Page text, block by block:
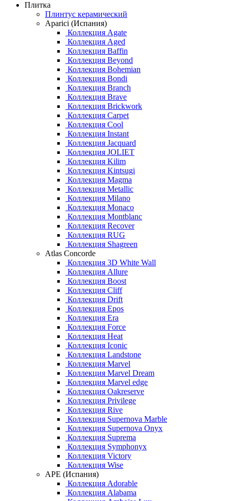
Плитка
Плинтус керамический
Aparici (Испания)
Коллекция Agate
Коллекция Aged
Коллекция Baffin
Коллекция Beyond
Коллекция Bohemian
Коллекция Bondi
Коллекция Branch
Коллекция Brave
Коллекция Brickwork
Коллекция Carpet
Коллекция Cool
Коллекция Instant
Коллекция Jacquard
Коллекция JOLIET
Коллекция Kilim
Коллекция Kintsugi
Коллекция Magma
Коллекция Metallic
Коллекция Milano
Коллекция Monaco
Коллекция Montblanc
Коллекция Recover
Коллекция RUG
Коллекция Shagreen
Atlas Concorde
Коллекция 3D White Wall
Коллекция Allure
Коллекция Boost
Коллекция Cliff
Коллекция Drift
Коллекция Epos
Коллекция Era
Коллекция Force
Коллекция Heat
Коллекция Iconic
Коллекция Landstone
Коллекция Marvel
Коллекция Marvel Dream
Коллекция Marvel edge
Коллекция Oakreserve
Коллекция Privilege
Коллекция Rive
Коллекция Supernova Marble
Коллекция Supernova Onyx
Коллекция Suprema
Коллекция Symphonyx
Коллекция Victory
Коллекция Wise
APE (Испания)
Коллекция Adorable
Коллекция Alabama